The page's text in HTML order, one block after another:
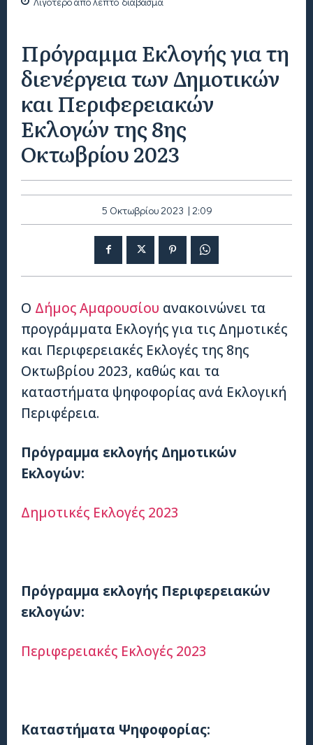
Πρόγραμμα Εκλογής για τη
διενέργεια των Δημοτικών
και Περιφερειακών
Εκλογών της 8ης
Οκτωβρίου 2023
5 Οκτωβρίου 2023 | 2:09
Ο Δήμος Αμαρουσίου ανακοινώνει τα
προγράμματα Εκλογής για τις Δημοτικές
και Περιφερειακές Εκλογές της 8ης
Οκτωβρίου 2023, καθώς και τα
καταστήματα ψηφοφορίας ανά Εκλογική
Περιφέρεια.
Πρόγραμμα εκλογής Δημοτικών
Εκλογών:
Δημοτικές Εκλογές 2023
Πρόγραμμα εκλογής Περιφερειακών
εκλογών:
Περιφερειακές Εκλογές 2023
Καταστήματα Ψηφοφορίας: